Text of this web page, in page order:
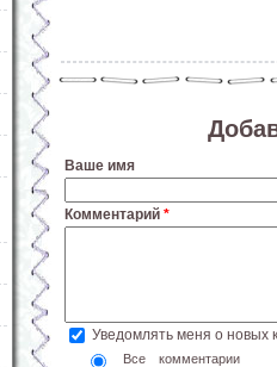
Ваше имя
Комментарий *
Уведомлять меня о новых
Все комментарии